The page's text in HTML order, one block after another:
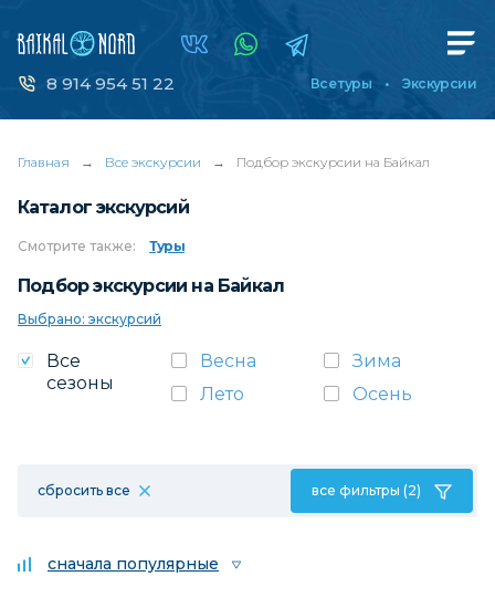
8 914 954 51 22 Все туры Экскурсии
Главная → Все экскурсии → Подбор экскурсии на Байкал
Каталог экскурсий
Смотрите также: Туры
Подбор экскурсии на Байкал
Выбрано: экскурсий
Все
сезоны
Весна
Зима
Лето
Осень
сбросить все все фильтры (2)
сначала популярные